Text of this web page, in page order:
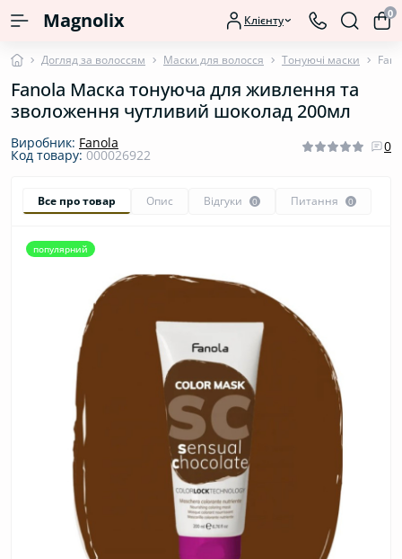
Magnolix Клієнту 0
Догляд за волоссям Маски для волосся Тонуючі маски
Fanola Маска тонуюча для живлення та
зволоження чутливий шоколад 200мл
Виробник: Fanola
Код товару:000026922
0
Все про товар Опис Відгуки 0 Питання 0
популярний